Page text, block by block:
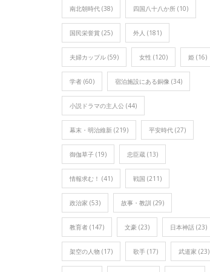
南北朝時代 (38) 四国八十八か所 (10)
国民栄誉賞 (25) 外人 (181)
夫婦カップル (59) 女性 (120) 姫 (16)
学者 (60) 宿泊施設にある銅像 (34)
小説ドラマの主人公 (44)
幕末・明治維新 (219) 平安時代 (27)
御伽草子 (19) 忠臣蔵 (13)
情報求む！ (41) 戦国 (211)
政治家 (53) 故事・教訓 (29)
教育者 (147) 文豪 (23) 日本神話 (23)
架空の人物 (17) 歌手 (17) 武道家 (23)